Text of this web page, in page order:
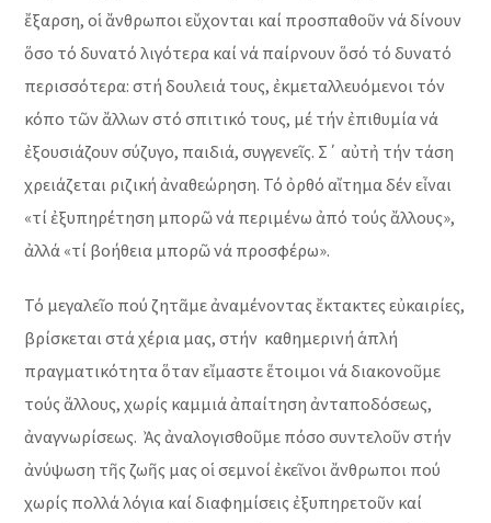
ἔξαρση, οἱ ἄνθρωποι εὔχονται καί προσπαθοῦν νά δίνουν
ὅσο τό δυνατό λιγότερα καί νά παίρνουν ὅσό τό δυνατό
περισσότερα: στή δουλειά τους, ἐκμεταλλευόμενοι τόν
κόπο τῶν ἄλλων στό σπιτικό τους, μέ τήν ἐπιθυμία νά
ἐξουσιάζουν σύζυγο, παιδιά, συγγενεῖς. Σ΄ αὐτἠ τήν τάση
χρειάζεται ριζική ἀναθεώρηση. Τό ὀρθό αἴτημα δέν εἶναι
«τί ἐξυπηρέτηση μπορῶ νά περιμένω ἀπό τούς ἄλλους»,
ἀλλά «τί βοήθεια μπορῶ νά προσφέρω».
Τό μεγαλεῖο πού ζητᾶμε ἀναμένοντας ἔκτακτες εὐκαιρίες,
βρίσκεται στά χέρια μας, στήν καθημερινή ἁπλή
πραγματικότητα ὅταν εἴμαστε ἕτοιμοι νά διακονοῦμε
τούς ἄλλους, χωρίς καμμιά ἀπαίτηση ἀνταποδόσεως,
ἀναγνωρίσεως. Ἀς ἀναλογισθοῦμε πόσο συντελοῦν στήν
ἀνύψωση τῆς ζωῆς μας οἱ σεμνοί ἐκεῖνοι ἄνθρωποι πού
χωρίς πολλά λόγια καί διαφημίσεις ἐξυπηρετοῦν καί